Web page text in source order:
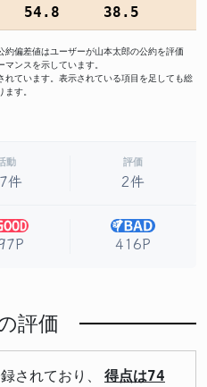
54.8 38.5
偏差値はユーザーが山本太郎の公約を評価
ンスを示しています。
ています。表示されている項目を足しても総
す。
動
件
評価
2件
416P
評価
されており、
得点は74